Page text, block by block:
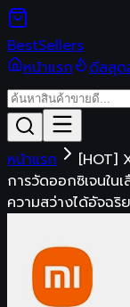
BestSellers
หน้าแรก
ดีลสุ
หน้าแรก
[HOT]
การวัดออกซิเจนใน
ความสว่างได้อัจฉริ